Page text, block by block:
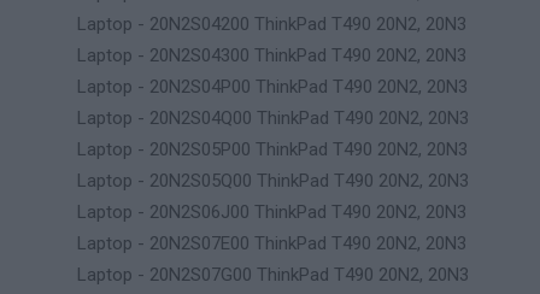
Laptop - 20N2S04200 ThinkPad T490 20N2, 20N3
Laptop - 20N2S04300 ThinkPad T490 20N2, 20N3
Laptop - 20N2S04P00 ThinkPad T490 20N2, 20N3
Laptop - 20N2S04Q00 ThinkPad T490 20N2, 20N3
Laptop - 20N2S05P00 ThinkPad T490 20N2, 20N3
Laptop - 20N2S05Q00 ThinkPad T490 20N2, 20N3
Laptop - 20N2S06J00 ThinkPad T490 20N2, 20N3
Laptop - 20N2S07E00 ThinkPad T490 20N2, 20N3
Laptop - 20N2S07G00 ThinkPad T490 20N2, 20N3